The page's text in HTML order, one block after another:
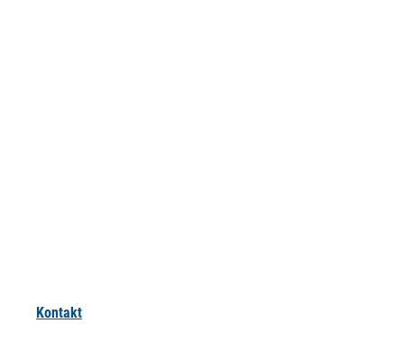
Kontakt